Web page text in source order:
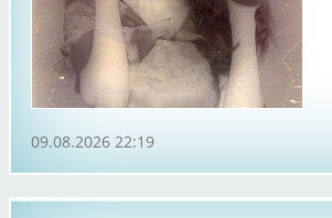
09.08.2026 22:19